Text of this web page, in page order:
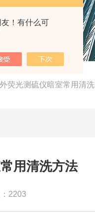
！有什么可
荧光测硫仪暗室常用清
用清洗方法
2203